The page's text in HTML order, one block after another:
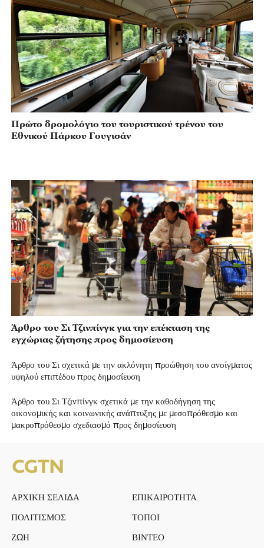
Πρώτο δρομολόγιο του τουριστικού τρένου του
Εθνικού Πάρκου Γουγισάν
Άρθρο του Σι Τζινπίνγκ για την επέκταση της
εγχώριας ζήτησης προς δημοσίευση
Άρθρο του Σι σχετικά με την ακλόνητη προώθηση του ανοίγματος
υψηλού επιπέδου προς δημοσίευση
Άρθρο του Σι Τζινπίνγκ σχετικά με την καθοδήγηση της
οικονομικής και κοινωνικής ανάπτυξης με μεσοπρόθεσμο και
μακροπρόθεσμο σχεδιασμό προς δημοσίευση
ΑΡΧΙΚΗ ΣΕΛΙΔΑ
ΕΠΙΚΑΙΡΟΤΗΤΑ
ΠΟΛΙΤΙΣΜΟΣ
ΤΟΠΟΙ
ΖΩΗ
ΒΙΝΤΕΟ